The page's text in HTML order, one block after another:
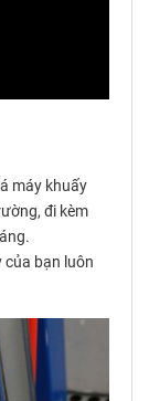
máy khuấy
đi kèm
bạn luôn